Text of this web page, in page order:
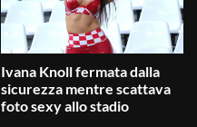
Ivana Knoll fermata dalla
sicurezza mentre scattava
foto sexy allo stadio